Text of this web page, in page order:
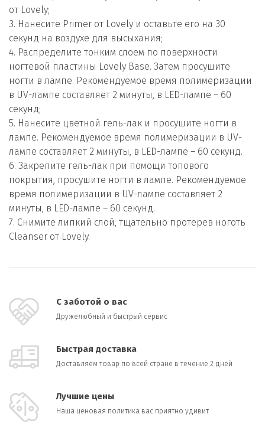
от Lovely;
3. Нанесите Primer от Lovely и оставьте его на 30
секунд на воздухе для высыхания;
4. Распределите тонким слоем по поверхности
ногтевой пластины Lovely Base. Затем просушите
ногти в лампе. Рекомендуемое время полимеризации
в UV-лампе составляет 2 минуты, в LED-лампе – 60
секунд;
5. Нанесите цветной гель-лак и просушите ногти в
лампе. Рекомендуемое время полимеризации в UV-
лампе составляет 2 минуты, в LED-лампе – 60 секунд.
6. Закрепите гель-лак при помощи топового
покрытия, просушите ногти в лампе. Рекомендуемое
время полимеризации в UV-лампе составляет 2
минуты, в LED-лампе – 60 секунд.
7. Снимите липкий слой, тщательно протерев ноготь
Cleanser от Lovely.
С заботой о вас
Дружелюбный и быстрый сервис
Быстрая доставка
Доставляем товар по всей стране в течение 2 дней
Лучшие цены
Наша ценовая политика вас приятно удивит